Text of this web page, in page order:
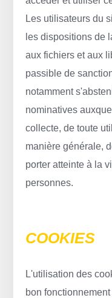
Les utilisateurs du
les dispositions de
aux fichiers et aux
passible de
notamment
nominatives
collecte, de toute
manière générale,
porter atteinte à la
personnes.
COOKIES
L'utilisation des
bon